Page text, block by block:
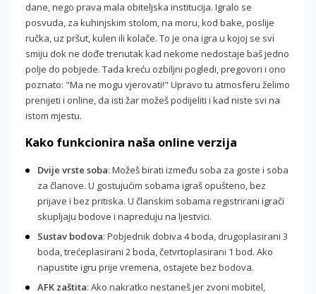
dane, nego prava mala obiteljska institucija. Igralo se
posvuda, za kuhinjskim stolom, na moru, kod bake, poslije
ručka, uz pršut, kulen ili kolače. To je ona igra u kojoj se svi
smiju dok ne dođe trenutak kad nekome nedostaje baš jedno
polje do pobjede. Tada kreću ozbiljni pogledi, pregovori i ono
poznato: "Ma ne mogu vjerovati!" Upravo tu atmosferu želimo
prenijeti i online, da isti žar možeš podijeliti i kad niste svi na
istom mjestu.
Kako funkcionira naša online verzija
Dvije vrste soba: Možeš birati između soba za goste i soba
za članove. U gostujućim sobama igraš opušteno, bez
prijave i bez pritiska. U članskim sobama registrirani igrači
skupljaju bodove i napreduju na ljestvici.
Sustav bodova: Pobjednik dobiva 4 boda, drugoplasirani 3
boda, trećeplasirani 2 boda, četvrtoplasirani 1 bod. Ako
napustite igru prije vremena, ostajete bez bodova.
AFK zaštita: Ako nakratko nestaneš jer zvoni mobitel,